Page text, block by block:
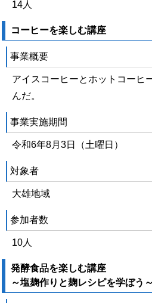
14人
コーヒーを楽しむ講座
事業概要
アイスコーヒーとホットコーヒ
んだ。
事業実施期間
令和6年8月3日（土曜日）
対象者
大雄地域
参加者数
10人
発酵食品を楽しむ講座
～塩麹作りと麹レシピを学ぼう～